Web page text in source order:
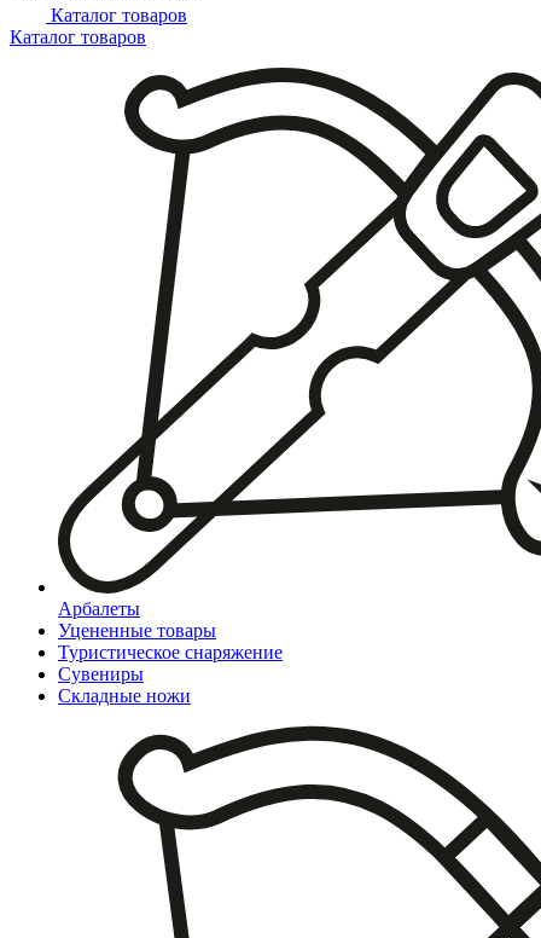
Каталог товаров
Каталог товаров
Арбалеты
Уцененные товары
Туристическое снаряжение
Сувениры
Складные ножи